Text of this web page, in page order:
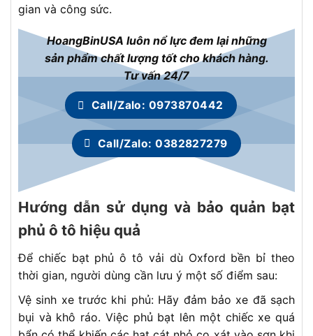
gian và công sức.
HoangBinUSA luôn nổ lực đem lại những
sản phẩm chất lượng tốt cho khách hàng.
Tư vấn 24/7
Call/Zalo: 0973870442
Call/Zalo: 0382827279
Hướng dẫn sử dụng và bảo quản bạt
phủ ô tô hiệu quả
Để chiếc bạt phủ ô tô vải dù Oxford bền bỉ theo
thời gian, người dùng cần lưu ý một số điểm sau:
Vệ sinh xe trước khi phủ: Hãy đảm bảo xe đã sạch
bụi và khô ráo. Việc phủ bạt lên một chiếc xe quá